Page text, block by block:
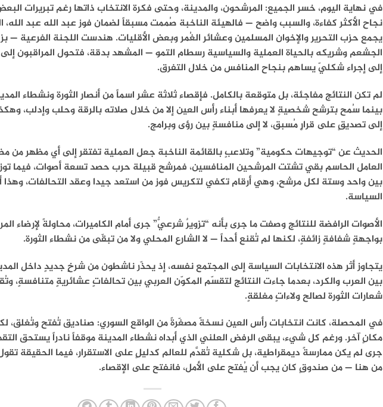
في نهاية اليوم، خسر الجميع: المرشحون، والمدينة، وحتى فكرة الانتخاب ذاتها رغم تبريرات
نجاح الأكثر كفاءة، والسبب واضح — فالهيئة الناخبة صُممت مسبقاً لضمان فوز عبد الله عبد
يجمع حزب التحرير والإخوان المسلمين وعشائر الغُمر وبعض الأقليات. هندست اللجنة الفرعية —
الجشعم وشريكه بالحياة العملية والسياسية رسطام التمو — المشهد بدقة، فتحول المراقبون إلى
إلى إجراء شكليّ يساهم بنجاح المنافس من خلال التفرق.
لم تكن النتائج مفاجئة، بل متوقعة بالكامل. فإقصاء ثلاثة عشر اسماً من أنصار الثورة ونشطاء
بينما سُمح بترشح شخصيةٍ لا يعرفها أبناء رأس العين إلا من خلال صلاته بالرقة وحلب وإدلب،
إلى تصديقٍ على قرارٍ مُسبق، لا إلى منافسةٍ بين رؤى وبرامج.
الحديث عن “توجيهات حكومية” وتلاعبٍ بالقائمة الناخبة جعل العملية تفتقر إلى أي مظهر من
العامل الحاسم بقي تشتت المرشحين المنافسين، فمرشح قبيلة حرب حصد تسعة أصوات، فيما
بين واحد وستة لكل مرشح، وهي أرقام تكفي لتكريس فوز من استعد جيدا وعقد التحالفات،
السياسة.
الأصوات الرافضة للنتائج وصفت ما جرى بأنه “تزويرٌ شرعيٌّ” جرى أمام الكاميرات، محاولةً لإرضاء
بواجهةٍ شفافةٍ زائفةٍ، لكنها لم تُقنع أحداً — لا الشارع المحلي ولا من تبقّى من نشطاء الثورة.
يتجاوز أثر هذه الانتخابات السياسة إلى المجتمع نفسه، إذ يحذّر ناشطون من شرخٍ جديدٍ داخل
بين العرب والكرد، بعدما جاءت النتائج لتقسّم المكوّن العربي بين تحالفاتٍ عشائريةٍ متنافسةٍ،
شعارات الثورة لصالح ولاءاتٍ مغلقةٍ.
في المحصلة، كانت انتخابات رأس العين نسخةً مصغّرةً من الواقع السوري: صناديق تُفتح وتُغلق،
مكانٍ آخر. ورغم كل شيء، يبقى الرفض العلني الذي أبداه نشطاء المدينة موقفاً نادراً يستحق
جرى لم يكن ممارسةً ديمقراطية، بل شكلية تُقدَّم للعالم كدليلٍ على الاستقرار، فيما الحقيقة
من هنا — من صندوقٍ كان يجب أن يُفتح على الأمل، فانفتح على الإقصاء.